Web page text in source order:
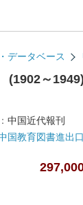
データベース
(1902～
中国近代報刊